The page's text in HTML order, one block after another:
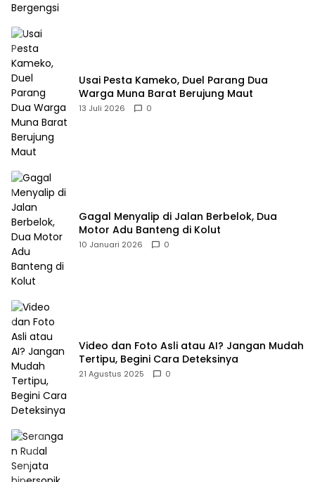
Usai Pesta Kameko, Duel Parang Dua
Warga Muna Barat Berujung Maut
13 Juli 2026 0
Gagal Menyalip di Jalan Berbelok, Dua
Motor Adu Banteng di Kolut
10 Januari 2026 0
Video dan Foto Asli atau AI? Jangan Mudah
Tertipu, Begini Cara Deteksinya
21 Agustus 2025 0